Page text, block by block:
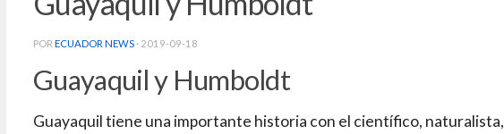
POR ECUADOR NEWS · 2019-09-18
Guayaquil y Humboldt
Guayaquil tiene una importante historia con el científico, naturalista,